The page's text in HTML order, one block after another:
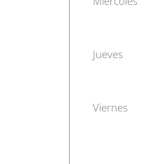
Jueves
Viernes